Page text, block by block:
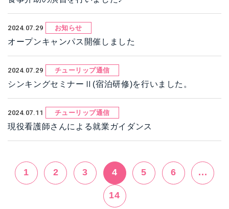
2024.07.29 お知らせ
オープンキャンパス開催しました
2024.07.29 チューリップ通信
シンキングセミナーⅡ(宿泊研修)を行いました。
2024.07.11 チューリップ通信
現役看護師さんによる就業ガイダンス
1 2 3 4 5 6 ...
14